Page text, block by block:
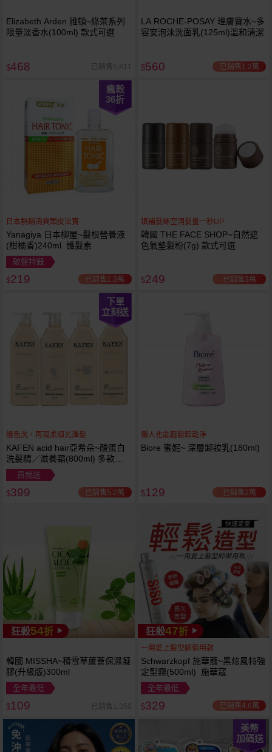
Elizabeth Arden 雅頓~綠茶系列
限量淡香水(100ml) 款式可選
$468 已銷售5,811
LA ROCHE-POSAY 理膚寶水~多
容安泡沫洗面乳(125ml)溫和清潔
$560 已銷售1.2萬
瘋殺
36折
日本熱銷清爽頭皮法寶
Yanagiya 日本柳屋~髮根營養液
(柑橘香)240ml 護髮素
破盤特殺
$219 已銷售1.3萬
填補髮絲空洞髮量一秒UP
韓國 THE FACE SHOP~自然遮
色氣墊髮粉(7g) 款式可選
$249 已銷售3萬
下單
立刻送
護色洗，再現柔順光澤髮
KAFEN acid hair亞希朵~酸蛋白
洗髮精／滋養霜(800ml) 多款可
選
買就送
$399 已銷售5.2萬
懶人也能輕鬆卸乾淨
Biore 蜜妮~ 深層卸妝乳(180ml)
$129 已銷售2萬
狂殺54折
韓國 MISSHA~積雪草蘆薈保濕凝
膠(升級版)300ml
全年最低
$109 已銷售1,350
狂殺47折
一用愛上髮型師御用款
Schwarzkopf 施華蔻~黑炫風特強
定型霧(500ml) 施華寇
全年最低
$329 已銷售4.6萬
美幣
加碼送